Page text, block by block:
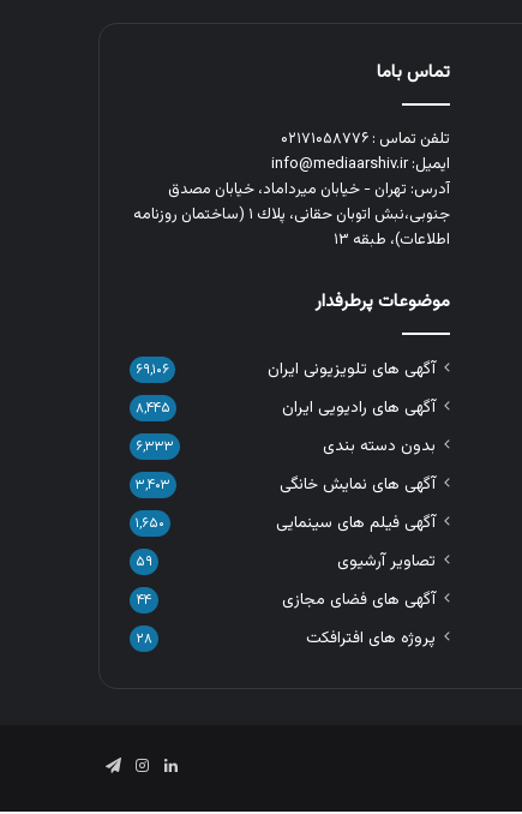
تماس باما
تلفن تماس : ۰۲۱۷۱۰۵۸۷۷۶
ایمیل: info@mediaarshiv.ir
آدرس: تهران - خیابان میرداماد، خیابان مصدق
جنوبی،نبش اتوبان حقانی، پلاك ١ (ساختمان روزنامه
اطلاعات)، طبقه ۱۳
موضوعات پرطرفدار
آگهی های تلویزیونی ایران ۶۹,۱۰۶
آگهی های رادیویی ایران ۸,۴۴۵
بدون دسته بندی ۶,۳۳۳
آگهی های نمایش خانگی ۳,۴۰۳
آگهی فیلم های سینمایی ۱,۶۵۰
تصاویر آرشیوی ۵۹
آگهی های فضای مجازی ۴۴
پروژه های افترافکت ۲۸
لینکدیناینستاگرام
تلگرام